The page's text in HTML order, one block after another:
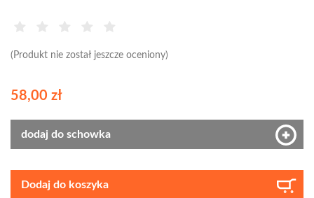
(Produkt nie został jeszcze oceniony)
58,00 zł
dodaj do schowka
Dodaj do koszyka